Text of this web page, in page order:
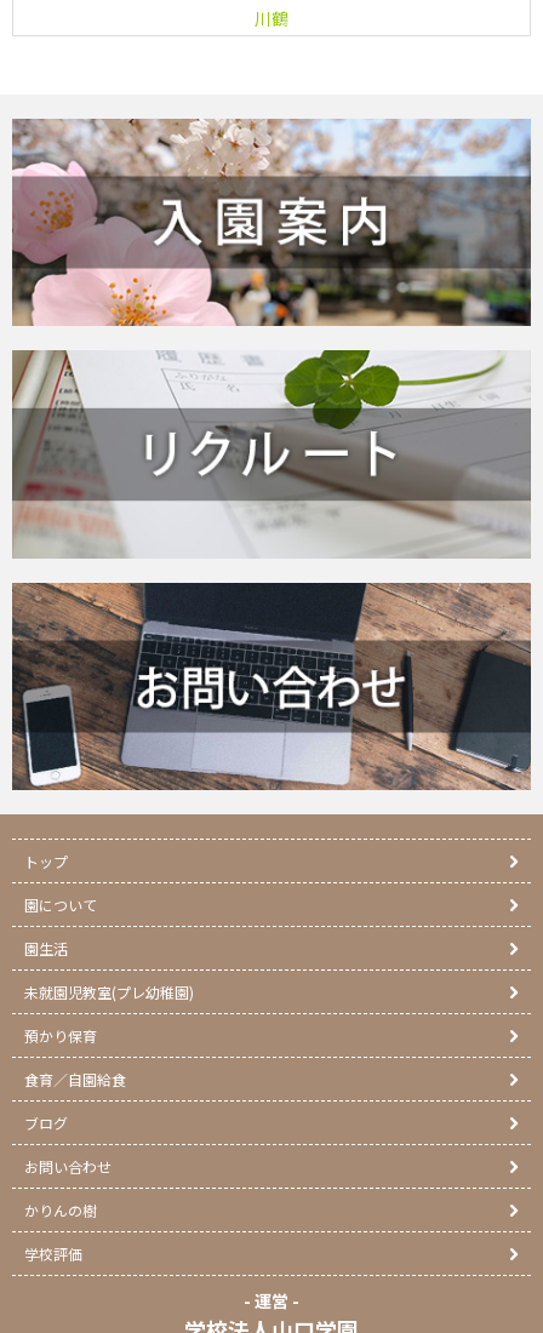
川鶴
トップ
園について
園生活
未就園児教室(プレ幼稚園)
預かり保育
食育／自園給食
ブログ
お問い合わせ
かりんの樹
学校評価
- 運営 -